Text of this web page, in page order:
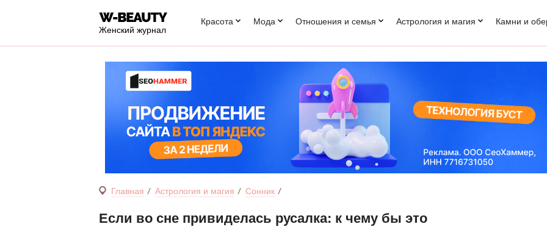
Женский журнал
Красота Мода Отношения и семья Астрология и магия Камни и
Главная Астрология и магия Сонник
Если во сне привиделась русалка: к чему бы это